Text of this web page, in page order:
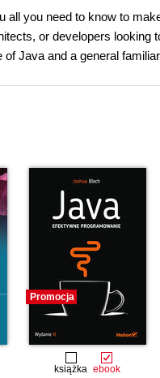
you need to know to
or developers looking
Java and a general
Promocja
książka ebook